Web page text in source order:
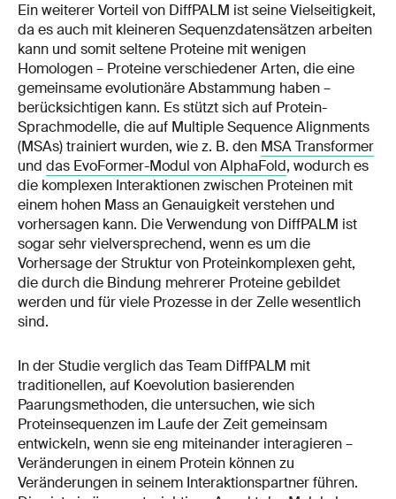
Ein weiterer Vorteil von DiffPALM ist seine Vielseitigkeit,
da es auch mit kleineren Sequenzdatensätzen arbeiten
kann und somit seltene Proteine mit wenigen
Homologen – Proteine verschiedener Arten, die eine
gemeinsame evolutionäre Abstammung haben –
berücksichtigen kann. Es stützt sich auf Protein-
Sprachmodelle, die auf Multiple Sequence Alignments
(MSAs) trainiert wurden, wie z. B. den MSA Transformer
und das EvoFormer-Modul von AlphaFold, wodurch es
die komplexen Interaktionen zwischen Proteinen mit
einem hohen Mass an Genauigkeit verstehen und
vorhersagen kann. Die Verwendung von DiffPALM ist
sogar sehr vielversprechend, wenn es um die
Vorhersage der Struktur von Proteinkomplexen geht,
die durch die Bindung mehrerer Proteine gebildet
werden und für viele Prozesse in der Zelle wesentlich
sind.
In der Studie verglich das Team DiffPALM mit
traditionellen, auf Koevolution basierenden
Paarungsmethoden, die untersuchen, wie sich
Proteinsequenzen im Laufe der Zeit gemeinsam
entwickeln, wenn sie eng miteinander interagieren –
Veränderungen in einem Protein können zu
Veränderungen in seinem Interaktionspartner führen.